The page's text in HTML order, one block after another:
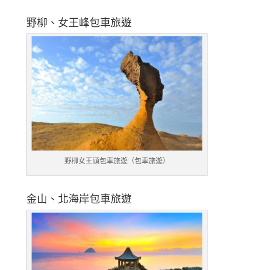
野柳、女王峰包車旅遊
野柳女王頭包車旅遊（包車旅遊）
金山、北海岸包車旅遊